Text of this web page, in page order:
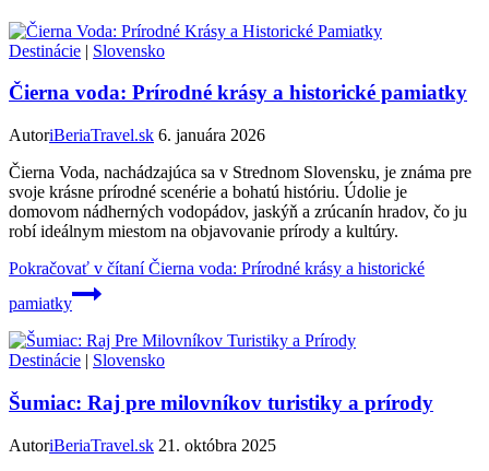
Destinácie | Slovensko
Čierna voda: Prírodné krásy a historické pamiatky
AutoriBeriaTravel.sk 6. januára 2026
Čierna Voda, nachádzajúca sa v Strednom Slovensku, je známa pre
svoje krásne prírodné scenérie a bohatú históriu. Údolie je
domovom nádherných vodopádov, jaskýň a zrúcanín hradov, čo ju
robí ideálnym miestom na objavovanie prírody a kultúry.
Pokračovať v čítaníČierna voda: Prírodné krásy a historické
pamiatky
Destinácie | Slovensko
Šumiac: Raj pre milovníkov turistiky a prírody
AutoriBeriaTravel.sk 21. októbra 2025